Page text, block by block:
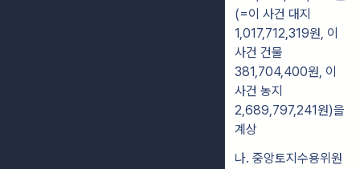
(=이 사건 대지
1,017,712,319원, 이
사건 건물
381,704,400원, 이
사건 농지
2,689,797,241원)을
계상
나. 중앙토지수용위원